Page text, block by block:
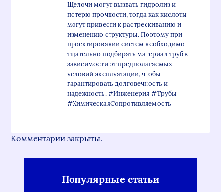
Щелочи могут вызвать гидролиз и
потерю прочности, тогда как кислоты
могут привести к растрескиванию и
изменению структуры. Поэтому при
проектировании систем необходимо
тщательно подбирать материал труб в
зависимости от предполагаемых
условий эксплуатации, чтобы
гарантировать долговечность и
надежность. #Инженерия #Трубы
#ХимическаяСопротивляемость
Комментарии закрыты.
Популярные статьи